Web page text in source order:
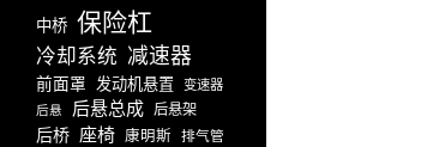
中桥 保险杠
冷却系统 减速器
前面罩 发动机悬置 变速器
后悬 后悬总成 后悬架
后桥 座椅 康明斯 排气管